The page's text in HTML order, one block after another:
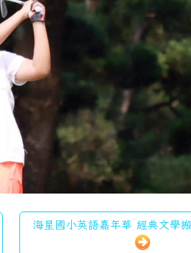
海星國小英語嘉年華 經典文學